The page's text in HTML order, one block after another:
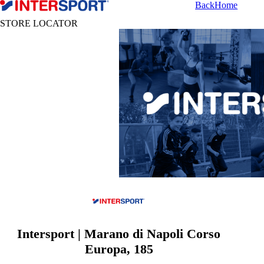
BackHome
STORE LOCATOR
Intersport | Marano di Napoli Corso
Europa, 185